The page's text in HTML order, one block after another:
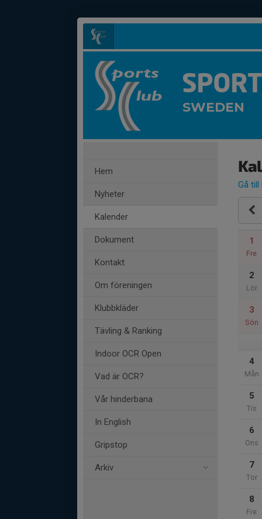
SWEDEN
Hem
Nyheter
Kalender
Dokument
Kontakt
Om föreningen
Klubbkläder
Tävling & Ranking
Indoor OCR Open
Vad är OCR?
Vår hinderbana
In English
Gripstop
Arkiv
Gå till
1
Fre
2
Lör
3
Sön
4
Mån
5
Tis
6
Ons
7
Tor
8
Fre